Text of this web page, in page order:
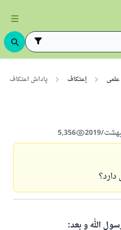
إعتكاف پاداش اعتکاف
5,356
الله و بعد: